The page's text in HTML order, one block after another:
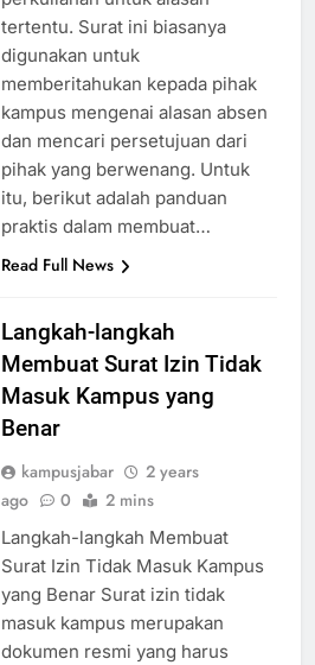
tertentu. Surat ini biasanya
digunakan untuk
memberitahukan kepada pihak
kampus mengenai alasan absen
dan mencari persetujuan dari
pihak yang berwenang. Untuk
itu, berikut adalah panduan
praktis dalam membuat…
Read Full News
Langkah-langkah
Membuat Surat Izin Tidak
Masuk Kampus yang
Benar
kampusjabar
2 years
ago
0 2 mins
Langkah-langkah Membuat
Surat Izin Tidak Masuk Kampus
yang Benar Surat izin tidak
masuk kampus merupakan
dokumen resmi yang harus